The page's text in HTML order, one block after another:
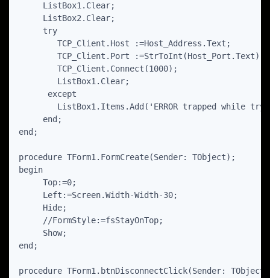
     ListBox1.Clear;
     ListBox2.Clear;
     try
        TCP_Client.Host :=Host_Address.Text;
        TCP_Client.Port :=StrToInt(Host_Port.Text);
        TCP_Client.Connect(1000);
        ListBox1.Clear;
      except
ListBox1.Items.Add('ERROR trapped while
     end;
end;
procedure TForm1.FormCreate(Sender: TObject);
begin
     Top:=0;
     Left:=Screen.Width-Width-30;
     Hide;
     //FormStyle:=fsStayOnTop;
     Show;
end;
procedure TForm1.btnDisconnectClick(Sender: